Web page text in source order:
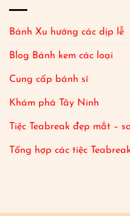
Bánh Xu hướng các dịp lễ
Blog Bánh kem các loại
Cung cấp bánh sỉ
Khám phá Tây Ninh
Tiệc Teabreak đẹp mắt –
Tổng hợp các tiệc